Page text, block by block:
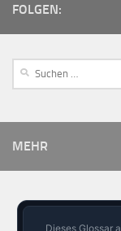
FOLGEN:
MEHR